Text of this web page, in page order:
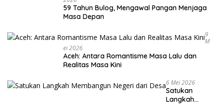
59 Tahun Bulog, Mengawal Pangan Menjaga
Masa Depan
9
M
Ei 2026
Aceh: Antara Romantisme Masa Lalu dan
Realitas Masa Kini
6 Mei 2026
Satukan
Langkah